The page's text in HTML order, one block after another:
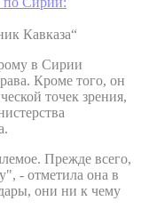
Кавказа“
в Сирии
Кроме того, он
точек зрения,
Прежде всего,
- отметила она в
они ни к чему